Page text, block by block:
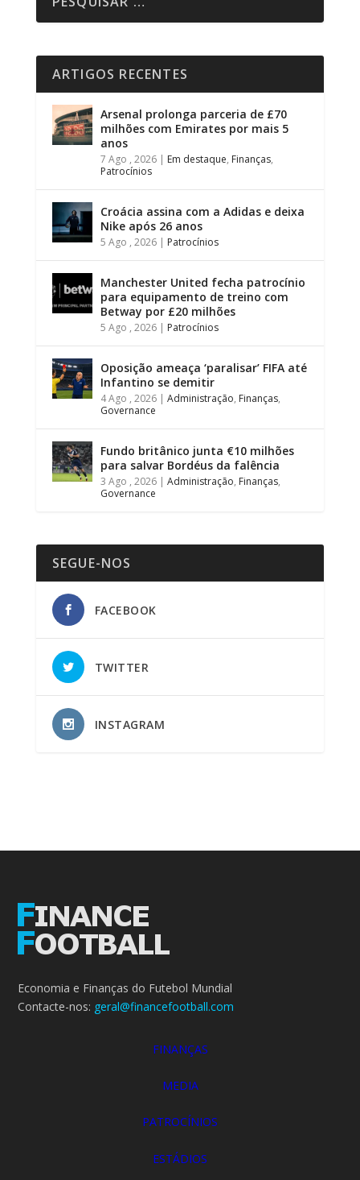
ARTIGOS RECENTES
Arsenal prolonga parceria de £70
milhões com Emirates por mais 5
anos
7 Ago , 2026| Em destaque, Finanças,
Patrocínios
Croácia assina com a Adidas e deixa
Nike após 26 anos
5 Ago , 2026| Patrocínios
Manchester United fecha patrocínio
para equipamento de treino com
Betway por £20 milhões
5 Ago , 2026| Patrocínios
Oposição ameaça ‘paralisar’ FIFA até
Infantino se demitir
4 Ago , 2026| Administração, Finanças,
Governance
Fundo britânico junta €10 milhões
para salvar Bordéus da falência
3 Ago , 2026| Administração, Finanças,
Governance
SEGUE-NOS
FACEBOOK
TWITTER
INSTAGRAM
Economia e Finanças do Futebol Mundial
Contacte-nos: geral@financefootball.com
FINANÇAS
MEDIA
PATROCÍNIOS
ESTÁDIOS